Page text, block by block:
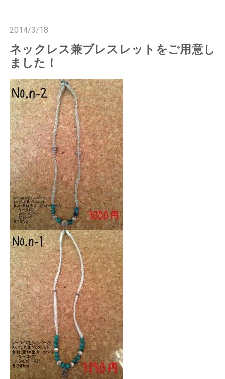
2014/3/18
ネックレス兼ブレスレットをご用意し
ました！